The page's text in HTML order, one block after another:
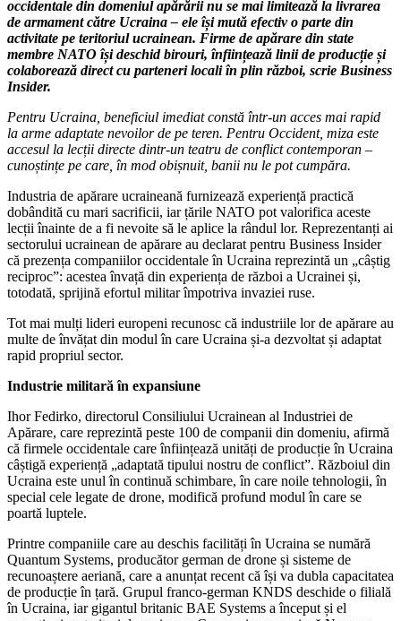
occidentale din domeniul apărării nu se mai limitează la livrarea
de armament către Ucraina – ele își mută efectiv o parte din
activitate pe teritoriul ucrainean. Firme de apărare din state
membre NATO își deschid birouri, înființează linii de producție și
colaborează direct cu parteneri locali în plin război, scrie Business
Insider.
Pentru Ucraina, beneficiul imediat constă într-un acces mai rapid
la arme adaptate nevoilor de pe teren. Pentru Occident, miza este
accesul la lecții directe dintr-un teatru de conflict contemporan –
cunoștințe pe care, în mod obișnuit, banii nu le pot cumpăra.
Industria de apărare ucraineană furnizează experiență practică
dobândită cu mari sacrificii, iar țările NATO pot valorifica aceste
lecții înainte de a fi nevoite să le aplice la rândul lor. Reprezentanți ai
sectorului ucrainean de apărare au declarat pentru Business Insider
că prezența companiilor occidentale în Ucraina reprezintă un „câștig
reciproc”: acestea învață din experiența de război a Ucrainei și,
totodată, sprijină efortul militar împotriva invaziei ruse.
Tot mai mulți lideri europeni recunosc că industriile lor de apărare au
multe de învățat din modul în care Ucraina și-a dezvoltat și adaptat
rapid propriul sector.
Industrie militară în expansiune
Ihor Fedirko, directorul Consiliului Ucrainean al Industriei de
Apărare, care reprezintă peste 100 de companii din domeniu, afirmă
că firmele occidentale care înființează unități de producție în Ucraina
câștigă experiență „adaptată tipului nostru de conflict”. Războiul din
Ucraina este unul în continuă schimbare, în care noile tehnologii, în
special cele legate de drone, modifică profund modul în care se
poartă luptele.
Printre companiile care au deschis facilități în Ucraina se numără
Quantum Systems, producător german de drone și sisteme de
recunoaștere aeriană, care a anunțat recent că își va dubla capacitatea
de producție în țară. Grupul franco-german KNDS deschide o filială
în Ucraina, iar gigantul britanic BAE Systems a început și el